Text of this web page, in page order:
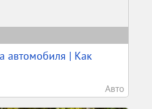
автомобиля | Как
Авто